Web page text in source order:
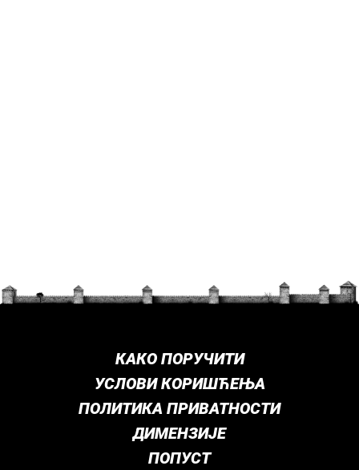
КАКО ПОРУЧИТИ
УСЛОВИ КОРИШЋЕЊА
ПОЛИТИКА ПРИВАТНОСТИ
ДИМЕНЗИЈЕ
ПОПУСТ